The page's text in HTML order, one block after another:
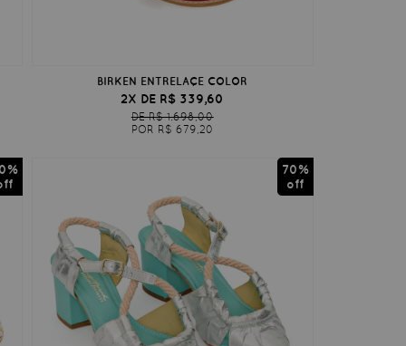
BIRKEN ENTRELAÇE COLOR
2X DE R$ 339,60
DE R$ 1.698,00
POR R$ 679,20
70%